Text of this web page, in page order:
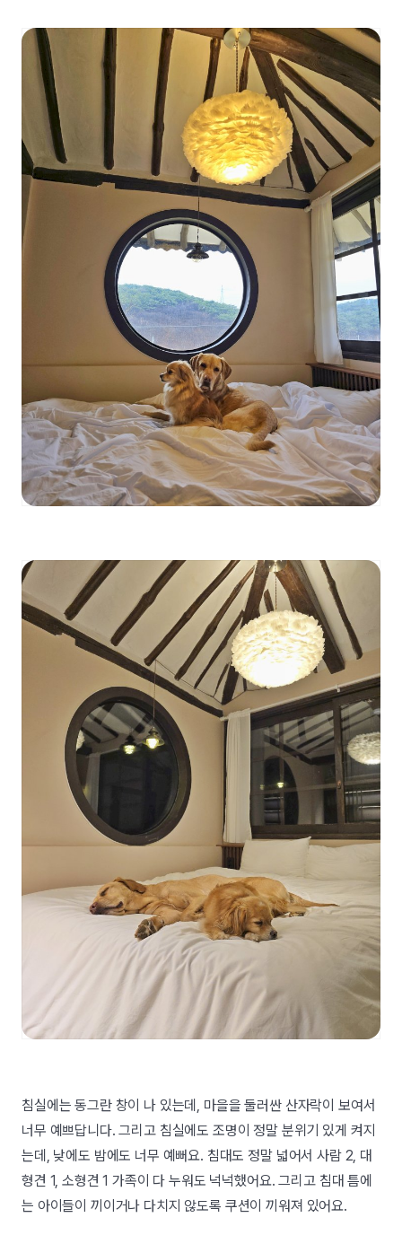
침실에는 동그란 창이 나 있는데, 마을을 둘러싼 산자락이 보여서
너무 예쁘답니다. 그리고 침실에도 조명이 정말 분위기 있게 켜지
는데, 낮에도 밤에도 너무 예뻐요. 침대도 정말 넓어서 사람 2, 대
형견 1, 소형견 1 가족이 다 누워도 넉넉했어요. 그리고 침대 틈에
는 아이들이 끼이거나 다치지 않도록 쿠션이 끼워져 있어요.